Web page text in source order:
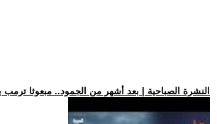
.. النشرة الصباحية | بعد أشهر من الجمود.. مبعوثا ترمب